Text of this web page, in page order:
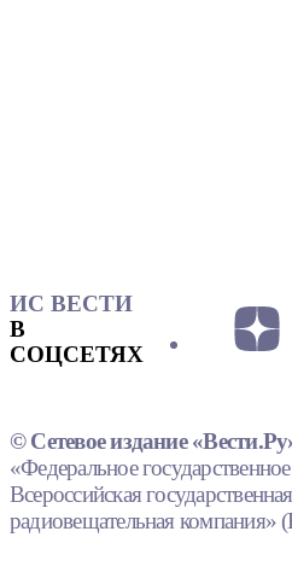
ИС ВЕСТИ
В
СОЦСЕТЯХ
© Сетевое издание
«Федеральное
Всероссийская
радиовещательная